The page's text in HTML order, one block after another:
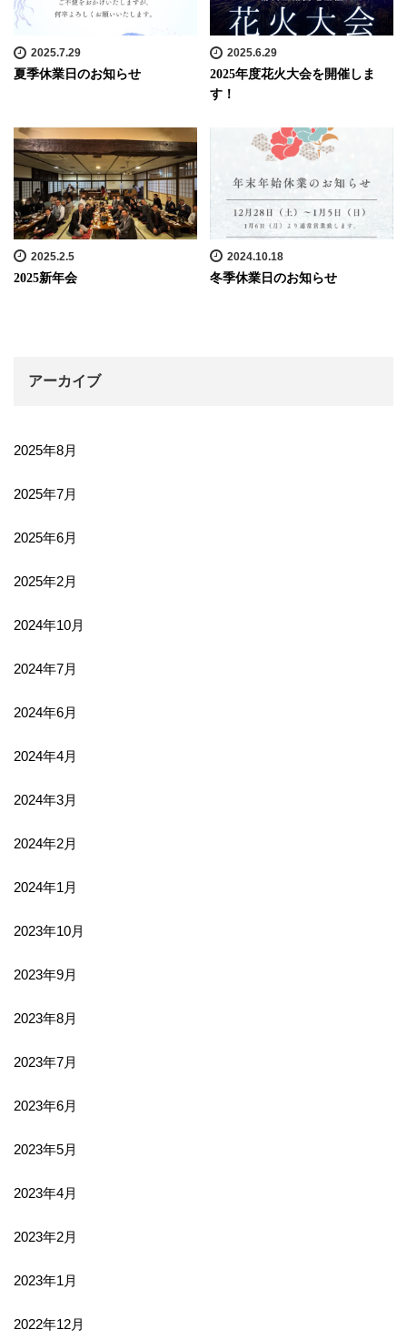
2025.7.29
夏季休業日のお知らせ
2025.6.29
2025年度花火大会を開催しま
す！
2025.2.5
2025新年会
2024.10.18
冬季休業日のお知らせ
アーカイブ
2025年8月
2025年7月
2025年6月
2025年2月
2024年10月
2024年7月
2024年6月
2024年4月
2024年3月
2024年2月
2024年1月
2023年10月
2023年9月
2023年8月
2023年7月
2023年6月
2023年5月
2023年4月
2023年2月
2023年1月
2022年12月